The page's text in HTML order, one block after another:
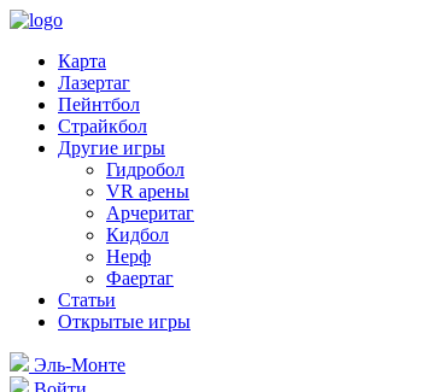
Карта
Лазертаг
Пейнтбол
Страйкбол
Другие игры
Гидробол
VR арены
Арчеритаг
Кидбол
Нерф
Фаертаг
Статьи
Открытые игры
Эль-Монте